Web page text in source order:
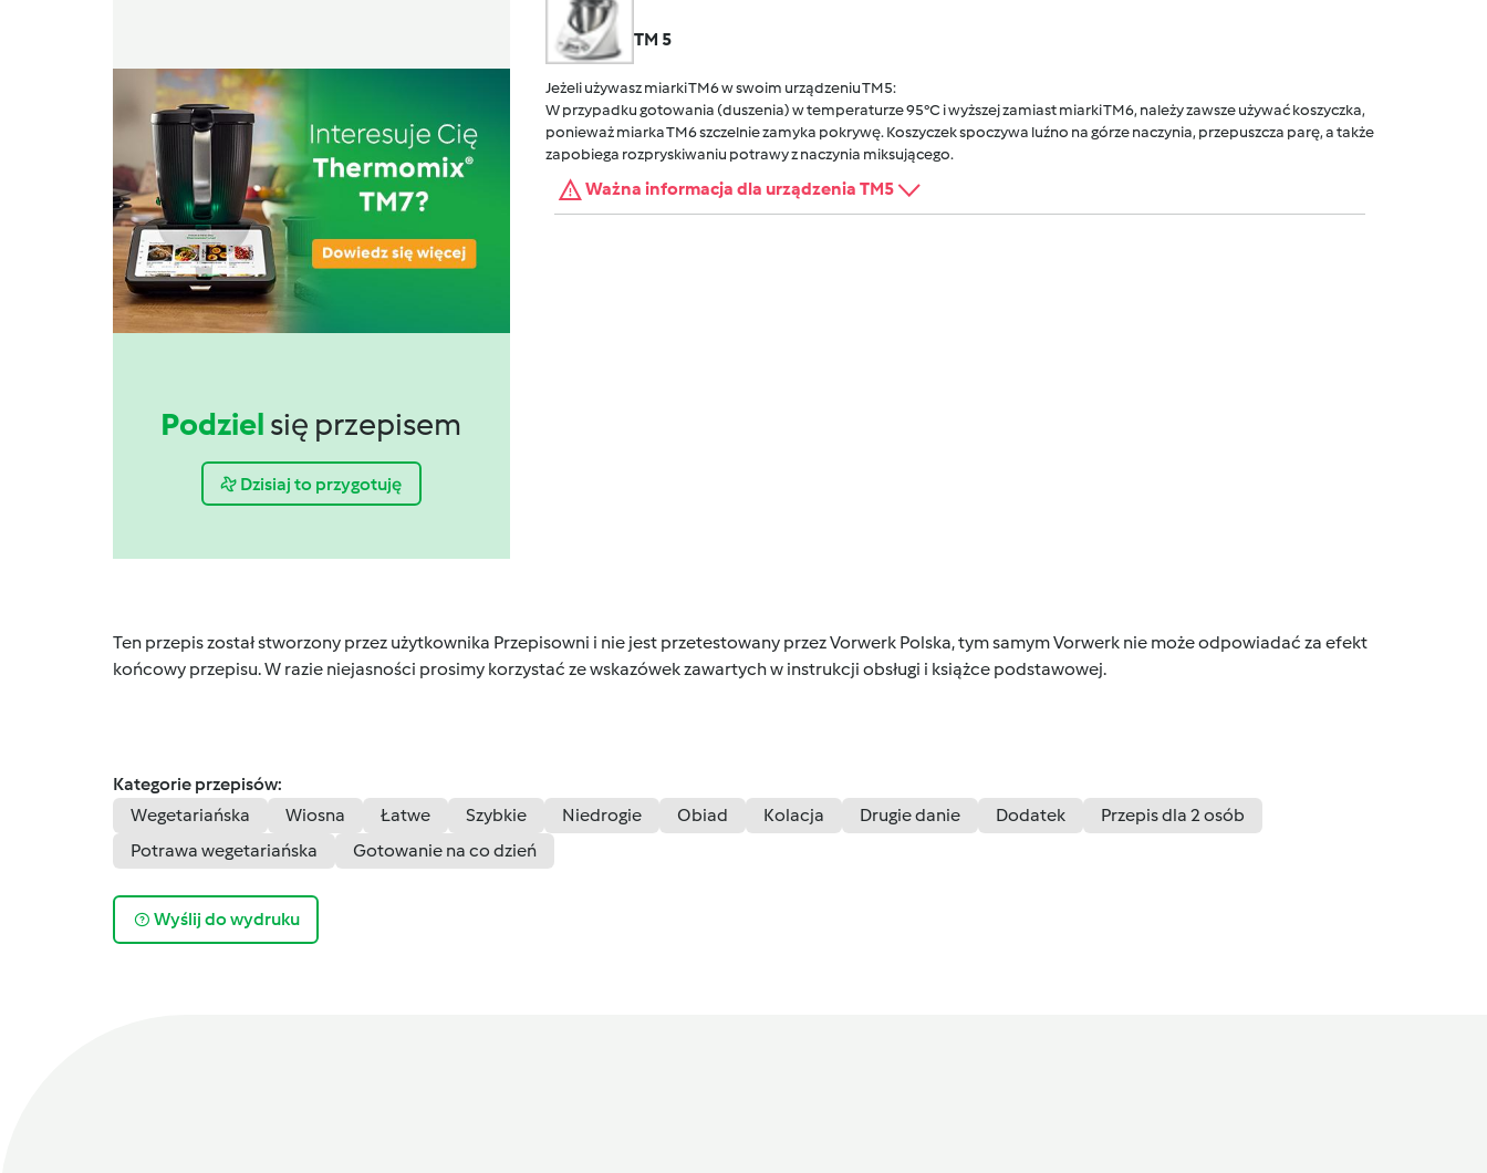
Podziel się przepisem
Dzisiaj to przygotuję
TM 5
Jeżeli używasz miarki TM6 w swoim urządzeniu TM5:
W przypadku gotowania (duszenia) w temperaturze 95°C i wyższej zamiast miarki TM6, należy zawsze używać koszyczka,
ponieważ miarka TM6 szczelnie zamyka pokrywę. Koszyczek spoczywa luźno na górze naczynia, przepuszcza parę, a także
zapobiega rozpryskiwaniu potrawy z naczynia miksującego.
Ważna informacja dla urządzenia TM5
Ten przepis został stworzony przez użytkownika Przepisowni i nie jest przetestowany przez Vorwerk Polska, tym samym Vorwerk nie może odpowiadać za efekt
końcowy przepisu. W razie niejasności prosimy korzystać ze wskazówek zawartych w instrukcji obsługi i książce podstawowej.
Kategorie przepisów:
Wegetariańska
Wiosna Łatwe Szybkie Niedrogie Obiad Kolacja Drugie danie Dodatek
Przepis dla 2 osób
Potrawa wegetariańska
Gotowanie na co dzień
Wyślij do wydruku